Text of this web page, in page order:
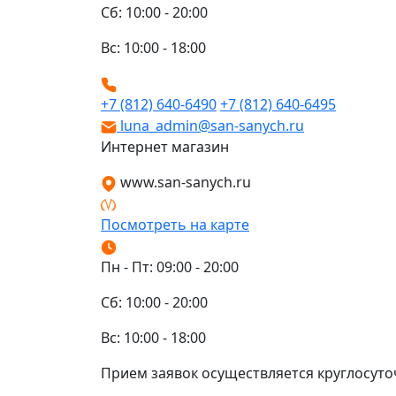
Сб: 10:00 - 20:00
Вс: 10:00 - 18:00
+7 (812) 640-6490+7 (812) 640-6495
luna_admin@san-sanych.ru
Интернет магазин
www.san-sanych.ru
Посмотреть на карте
Пн - Пт: 09:00 - 20:00
Сб: 10:00 - 20:00
Вс: 10:00 - 18:00
Прием заявок осуществляется